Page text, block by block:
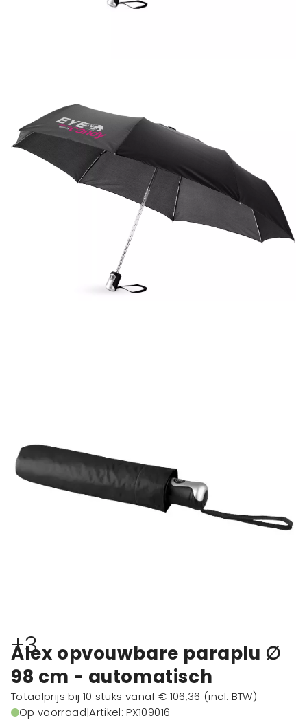
+3
Alex opvouwbare paraplu ∅
98 cm - automatisch
Totaalprijs bij 10 stuks vanaf € 106,36 (incl. BTW)
Op voorraad|Artikel: PX109016